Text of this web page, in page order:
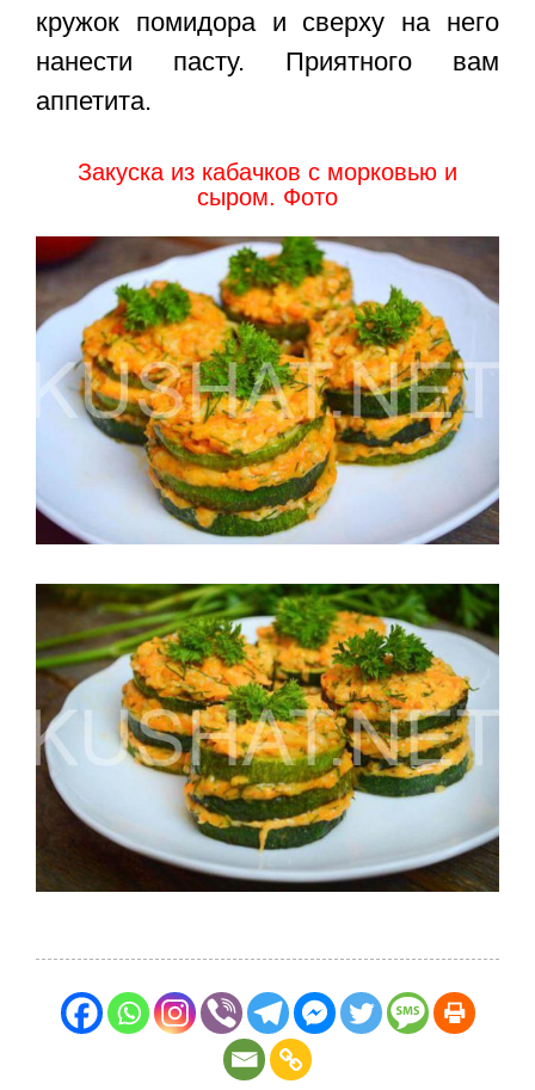
кружок помидора и сверху на него
нанести пасту. Приятного вам
аппетита.
Закуска из кабачков с морковью и
сыром. Фото